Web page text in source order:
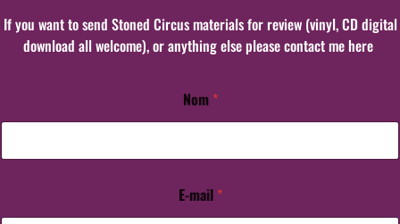
If you want to send Stoned Circus materials for review (vinyl, CD digital
download all welcome), or anything else please contact me here
*
E
m
i
Nom *
E-mail *